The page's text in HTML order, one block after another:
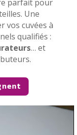
parfait pour
Une
vos cuvées à
qualifiés :
… et